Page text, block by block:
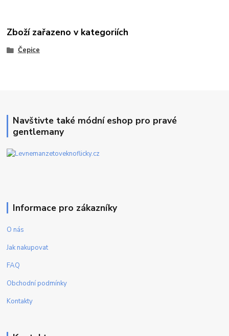
Zboží zařazeno v kategoriích
Čepice
Navštivte také módní eshop pro pravé
gentlemany
Informace pro zákazníky
O nás
Jak nakupovat
FAQ
Obchodní podmínky
Kontakty